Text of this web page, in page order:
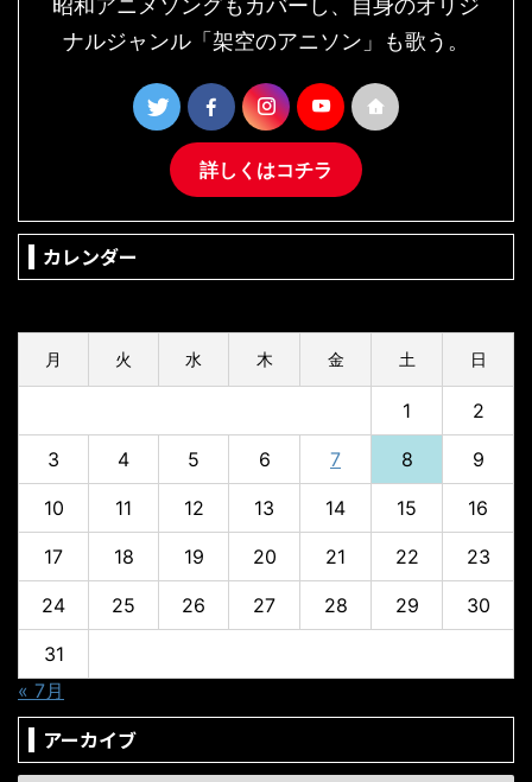
ナルジャンル「架空のアニソン」も歌う。
詳しくはコチラ
カレンダー
月 火 水 木 金 土 日
1 2
3 4 5 6 7 8 9
10 11 12 13 14 15 16
17 18 19 20 21 22 23
24 25 26 27 28 29 30
31
« 7月
アーカイブ